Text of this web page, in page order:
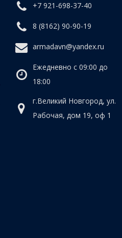
+7 921-698-37-40
8 (8162) 90-90-19
armadavn@yandex.ru
Ежедневно с 09:00 до
18:00
г.Великий Новгород, ул.
Рабочая, дом 19, оф 1